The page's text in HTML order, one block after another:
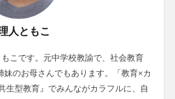
人ともこ
こです。元中学校教諭で、社会教育
妹のお母さんでもあります。「教育×カ
生型教育』でみんながカラフルに、自